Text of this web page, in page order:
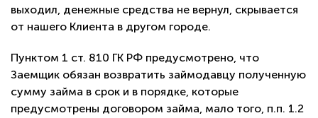
выходил, денежные средства не вернул, скрывается
от нашего Клиента в другом городе.
Пунктом 1 ст. 810 ГК РФ предусмотрено, что
Заемщик обязан возвратить займодавцу полученную
сумму займа в срок и в порядке, которые
предусмотрены договором займа, мало того, п.п. 1.2